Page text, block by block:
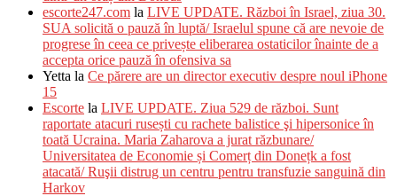
escorte247.com la LIVE UPDATE. Război în Israel, ziua 30.
SUA solicită o pauză în luptă/ Israelul spune că are nevoie de
progrese în ceea ce privește eliberarea ostaticilor înainte de a
accepta orice pauză în ofensiva sa
Yetta la Ce părere are un director executiv despre noul iPhone
15
Escorte la LIVE UPDATE. Ziua 529 de război. Sunt
raportate atacuri rusești cu rachete balistice şi hipersonice în
toată Ucraina. Maria Zaharova a jurat răzbunare/
Universitatea de Economie și Comerț din Donețk a fost
atacată/ Ruşii distrug un centru pentru transfuzie sanguină din
Harkov